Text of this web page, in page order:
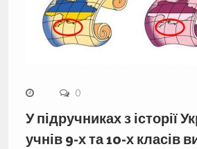
0
У підручниках з історії
учнів 9-х та 10-х класів